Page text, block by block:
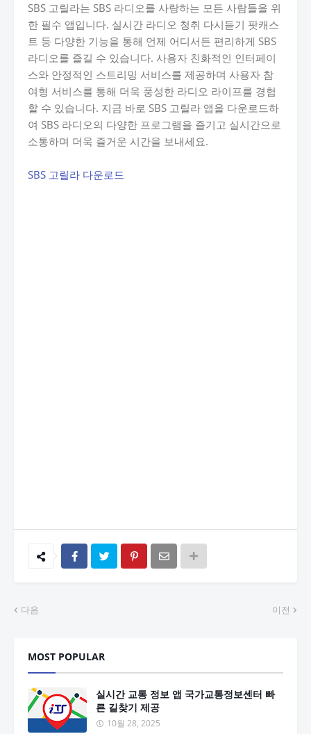
SBS 고릴라는 SBS 라디오를 사랑하는 모든 사람들을 위
한 필수 앱입니다. 실시간 라디오 청취 다시듣기 팟캐스
트 등 다양한 기능을 통해 언제 어디서든 편리하게 SBS
라디오를 즐길 수 있습니다. 사용자 친화적인 인터페이
스와 안정적인 스트리밍 서비스를 제공하며 사용자 참
여형 서비스를 통해 더욱 풍성한 라디오 라이프를 경험
할 수 있습니다. 지금 바로 SBS 고릴라 앱을 다운로드하
여 SBS 라디오의 다양한 프로그램을 즐기고 실시간으로
소통하며 더욱 즐거운 시간을 보내세요.
SBS 고릴라 다운로드
다음 이전
MOST POPULAR
실시간 교통 정보 앱 국가교통정보센터 빠
른 길찾기 제공
10월 28, 2025